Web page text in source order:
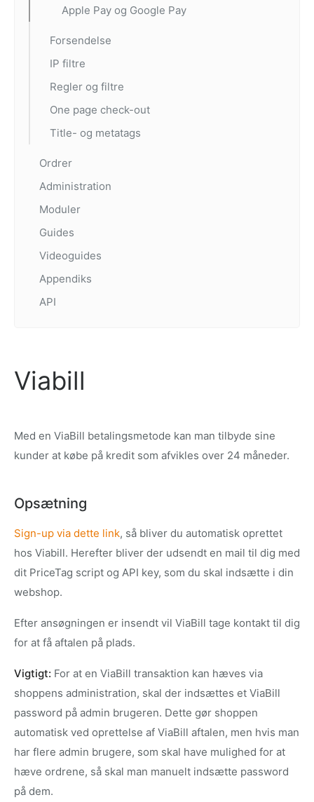
Apple Pay og Google Pay
Forsendelse
IP filtre
Regler og filtre
One page check-out
Title- og metatags
Ordrer
Administration
Moduler
Guides
Videoguides
Appendiks
API
Viabill
Med en ViaBill betalingsmetode kan man tilbyde sine
kunder at købe på kredit som afvikles over 24 måneder.
Opsætning
Sign-up via dette link, så bliver du automatisk oprettet
hos Viabill. Herefter bliver der udsendt en mail til dig med
dit PriceTag script og API key, som du skal indsætte i din
webshop.
Efter ansøgningen er insendt vil ViaBill tage kontakt til dig
for at få aftalen på plads.
Vigtigt: For at en ViaBill transaktion kan hæves via
shoppens administration, skal der indsættes et ViaBill
password på admin brugeren. Dette gør shoppen
automatisk ved oprettelse af ViaBill aftalen, men hvis man
har flere admin brugere, som skal have mulighed for at
hæve ordrene, så skal man manuelt indsætte password
på dem.